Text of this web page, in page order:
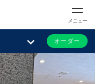
メニュー
オーダー